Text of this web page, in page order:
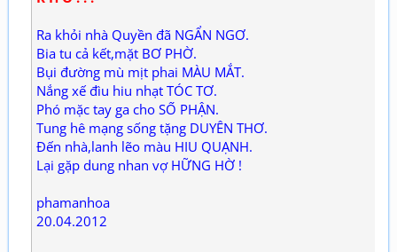
Ra khỏi nhà Quyền đã NGẨN NGƠ.
Bia tu cả kết,mặt BƠ PHỜ.
Bụi đường mù mịt phai MÀU MẮT.
Nắng xế đìu hiu nhạt TÓC TƠ.
Phó mặc tay ga cho SỐ PHẬN.
Tung hê mạng sống tặng DUYÊN THƠ.
Đến nhà,lanh lẽo màu HIU QUẠNH.
Lại gặp dung nhan vợ HỮNG HỜ !
phamanhoa
20.04.2012